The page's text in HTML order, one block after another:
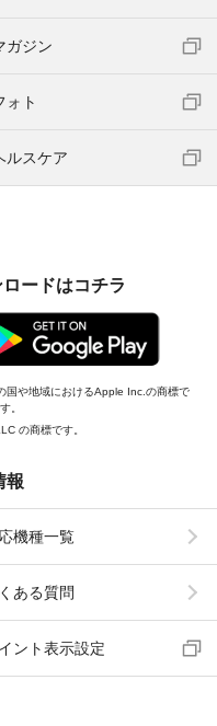
ガジン
ォト
ルスケア
ードはコチラ
国や地域におけるApple Inc.の商標で
。
の商標です。
報
機種一覧
ある質問
ント表示設定